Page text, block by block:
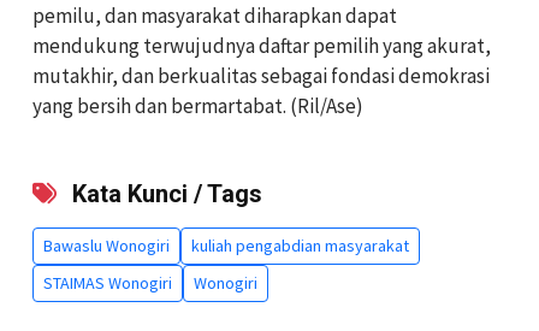
pemilu, dan masyarakat diharapkan dapat
mendukung terwujudnya daftar pemilih yang akurat,
mutakhir, dan berkualitas sebagai fondasi demokrasi
yang bersih dan bermartabat. (Ril/Ase)
Kata Kunci / Tags
Bawaslu Wonogiri
kuliah pengabdian masyarakat
STAIMAS Wonogiri
Wonogiri